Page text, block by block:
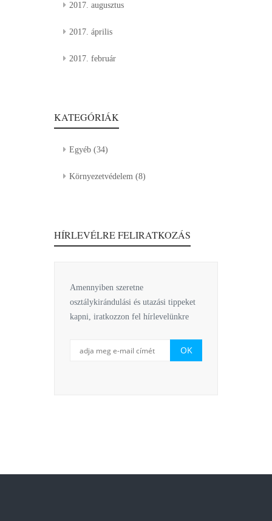
2017. augusztus
2017. április
2017. február
KATEGÓRIÁK
Egyéb (34)
Környezetvédelem (8)
HÍRLEVÉLRE FELIRATKOZÁS
Amennyiben szeretne
osztálykirándulási és utazási tippeket
kapni, iratkozzon fel hírlevelünkre